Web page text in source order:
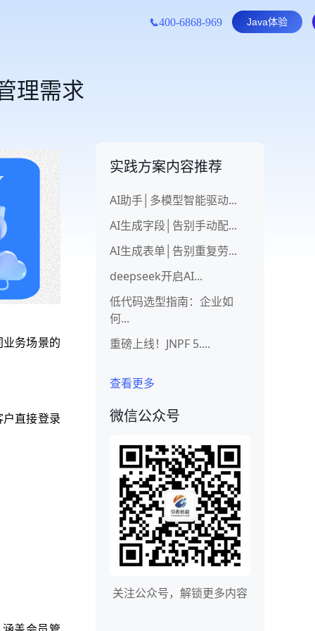
📞400-6868-969 Java体验
理需求
务场景的
直接登录
实践方案内容推荐
AI助手│多模型智能驱动...
AI生成字段│告别手动配...
AI生成表单│告别重复劳...
deepseek开启AI...
低代码选型指南：企业如
何...
重磅上线！JNPF 5....
查看更多
微信公众号
关注公众号，解锁更多内容